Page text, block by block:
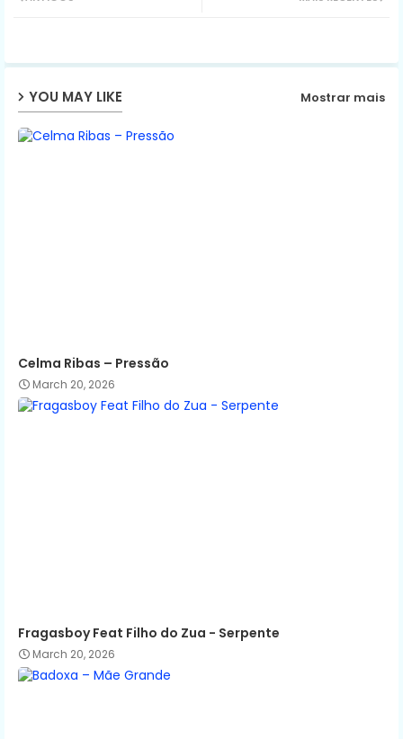
ap
YOU MAY LIKE Mostrar mais
Celma Ribas – Pressão
March 20, 2026
Fragasboy Feat Filho do Zua - Serpente
March 20, 2026